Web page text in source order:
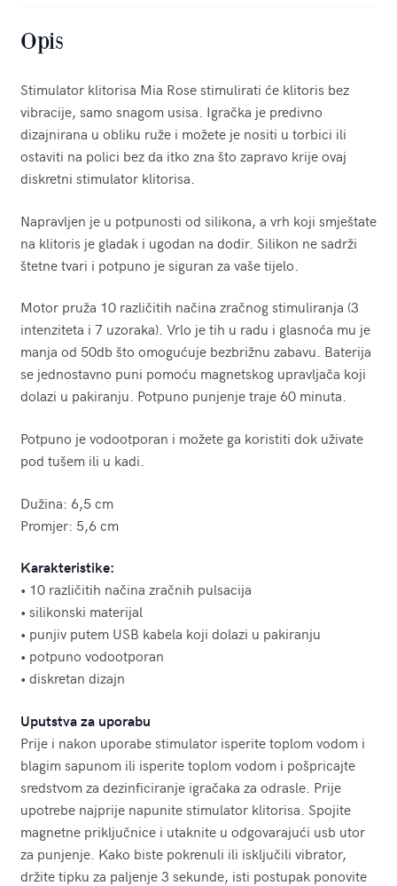
Opis
Stimulator klitorisa Mia Rose stimulirati će klitoris bez
vibracije, samo snagom usisa. Igračka je predivno
dizajnirana u obliku ruže i možete je nositi u torbici ili
ostaviti na polici bez da itko zna što zapravo krije ovaj
diskretni stimulator klitorisa.
Napravljen je u potpunosti od silikona, a vrh koji smještate
na klitoris je gladak i ugodan na dodir. Silikon ne sadrži
štetne tvari i potpuno je siguran za vaše tijelo.
Motor pruža 10 različitih načina zračnog stimuliranja (3
intenziteta i 7 uzoraka). Vrlo je tih u radu i glasnoća mu je
manja od 50db što omogućuje bezbrižnu zabavu. Baterija
se jednostavno puni pomoću magnetskog upravljača koji
dolazi u pakiranju. Potpuno punjenje traje 60 minuta.
Potpuno je vodootporan i možete ga koristiti dok uživate
pod tušem ili u kadi.
Dužina: 6,5 cm
Promjer: 5,6 cm
Karakteristike:
• 10 različitih načina zračnih pulsacija
• silikonski materijal
• punjiv putem USB kabela koji dolazi u pakiranju
• potpuno vodootporan
• diskretan dizajn
Uputstva za uporabu
Prije i nakon uporabe stimulator isperite toplom vodom i
blagim sapunom ili isperite toplom vodom i pošpricajte
sredstvom za dezinficiranje igračaka za odrasle. Prije
upotrebe najprije napunite stimulator klitorisa. Spojite
magnetne priključnice i utaknite u odgovarajući usb utor
za punjenje. Kako biste pokrenuli ili isključili vibrator,
držite tipku za paljenje 3 sekunde, isti postupak ponovite